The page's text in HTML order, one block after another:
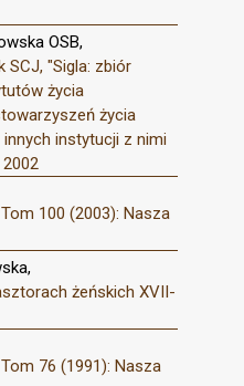
OSB,
SCJ, "Sigla: zbiór
życia
życia
instytucji z nimi
100 (2003): Nasza
żeńskich XVII-
76 (1991): Nasza